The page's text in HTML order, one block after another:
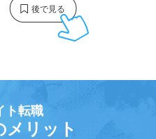
ト転職
メリット